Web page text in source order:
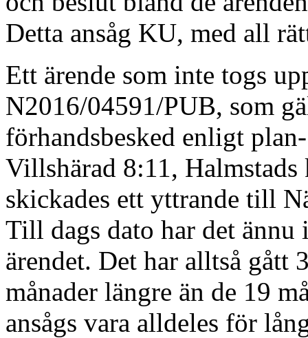
Detta ansåg KU, med all
Ett ärende som inte togs
N2016/04591/PUB, som
förhandsbesked enligt
Villshärad 8:11,
skickades ett yttrande till
Till dags dato har det
ärendet. Det har alltså gått
månader längre än de 19
ansågs vara alldeles för